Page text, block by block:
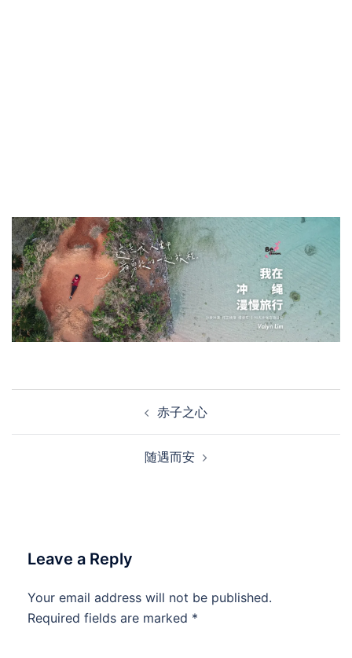
赤子之心
随遇而安
Leave a Reply
Your email address will not be published.
Required fields are marked *